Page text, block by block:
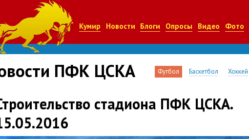
Кумир Новости Блоги Опросы Видео Фото
ПФК ЦСКА Футбол Баскетбол Хоккей
стадиона ПФК ЦСКА.